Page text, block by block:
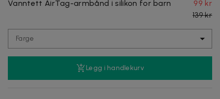
Vanntett AirTag-armbånd i silikon for barn
99 kr
139 kr
Farge
Legg i handlekurv